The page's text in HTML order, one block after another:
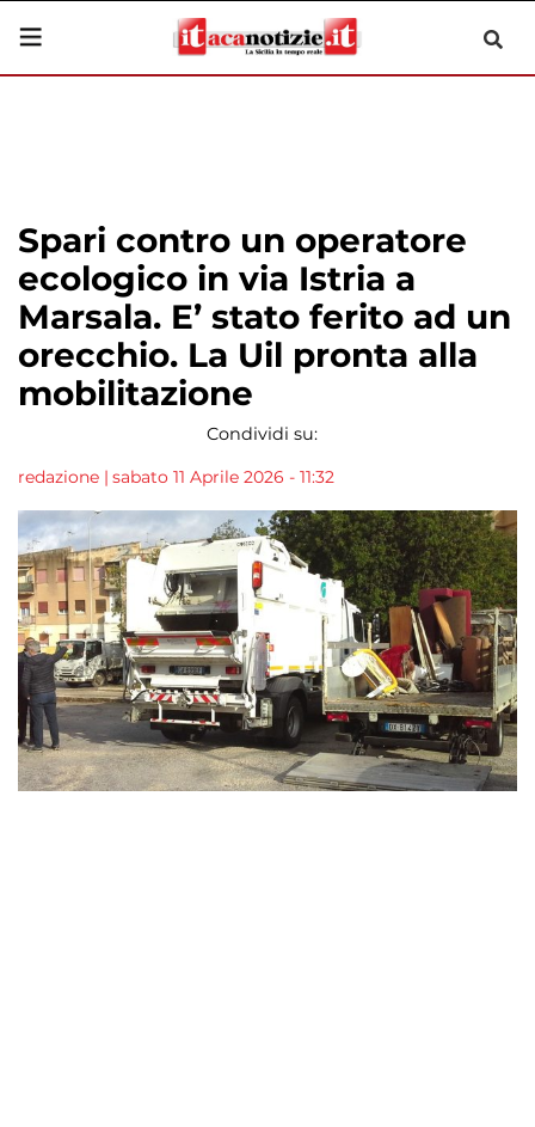
Spari contro un operatore
ecologico in via Istria a
Marsala. E’ stato ferito ad un
orecchio. La Uil pronta alla
mobilitazione
Condividi su:
redazione | sabato 11 Aprile 2026 - 11:32